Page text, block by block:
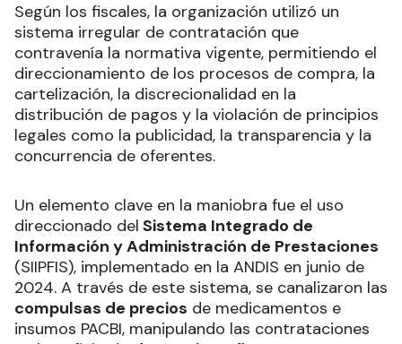
Según los fiscales, la organización utilizó un
sistema irregular de contratación que
contravenía la normativa vigente, permitiendo el
direccionamiento de los procesos de compra, la
cartelización, la discrecionalidad en la
distribución de pagos y la violación de principios
legales como la publicidad, la transparencia y la
concurrencia de oferentes.
Un elemento clave en la maniobra fue el uso
direccionado del Sistema Integrado de
Información y Administración de Prestaciones
(SIIPFIS), implementado en la ANDIS en junio de
2024. A través de este sistema, se canalizaron las
compulsas de precios de medicamentos e
insumos PACBI, manipulando las contrataciones